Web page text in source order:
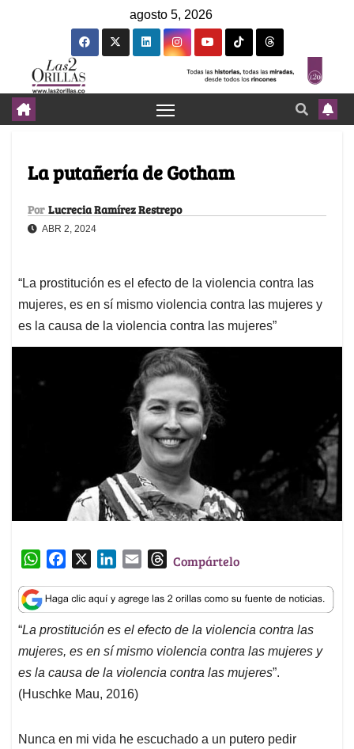
agosto 5, 2026
La putañería de Gotham
Por Lucrecia Ramírez Restrepo
ABR 2, 2024
“La prostitución es el efecto de la violencia contra las
mujeres, es en sí mismo violencia contra las mujeres y
es la causa de la violencia contra las mujeres”
W
a
t
s
A
p
p
c
e
b
o
o
k
n
k
e
d
I
n
a
i
l
T
r
e
a
d
s
Compártelo
“La prostitución es el efecto de la violencia contra las
mujeres, es en sí mismo violencia contra las mujeres y
es la causa de la violencia contra las mujeres”.
(Huschke Mau, 2016)
Nunca en mi vida he escuchado a un putero pedir